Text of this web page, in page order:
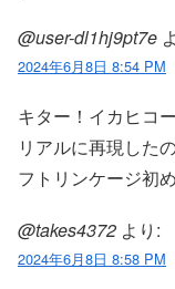
@user-dl1hj9pt7e
2024年6月8日 8:54 PM
キター！イカヒコ
リアルに再現した
フトリンケージ初
@takes4372 より:
2024年6月8日 8:58 PM